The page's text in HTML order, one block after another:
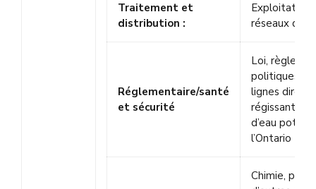
Traitement et
distribution :
Exploitation
réseaux
Réglementaire/santé
et sécurité
Loi,
politiques,
lignes
régissant les
d’eau
l’Ontario
Chimie,